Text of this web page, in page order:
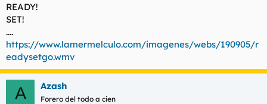
READY!
SET!
....
https://www.lamermelculo.com/imagenes/webs/190905/r
eadysetgo.wmv
A Azash
Forero del todo a cien